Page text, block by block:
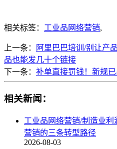
相关标签： 工业品网络营销,
上一条：
阿里巴巴培训/别让产
品也能发几十个链接
下一条： 补单直接罚钱！新规
相关新闻：
工业品网络营销/制造业
营销的三条转型路径
2026-08-03